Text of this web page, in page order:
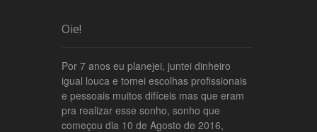
Oie!
Por 7 anos eu planejei, juntei dinheiro
igual louca e tomei escolhas profissionais
e pessoais muitos difíceis mas que eram
pra realizar esse sonho, sonho que
começou dia 10 de Agosto de 2016,